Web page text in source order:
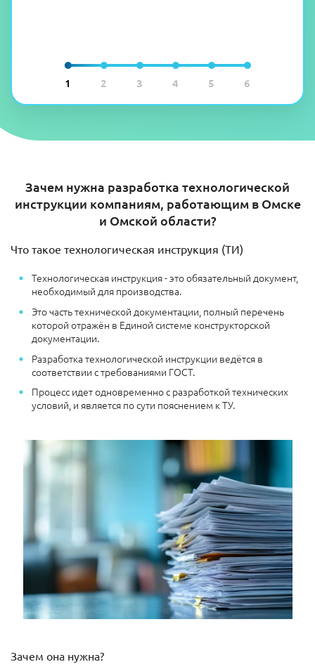
1 2 3 4 5 6
Зачем нужна разработка технологической
инструкции компаниям, работающим в Омске
и Омской области?
Что такое технологическая инструкция (ТИ)
Технологическая инструкция - это обязательный документ,
необходимый для производства.
Это часть технической документации, полный перечень
которой отражён в Единой системе конструкторской
документации.
Разработка технологической инструкции ведётся в
соответствии с требованиями ГОСТ.
Процесс идет одновременно с разработкой технических
условий, и является по сути пояснением к ТУ.
Зачем она нужна?